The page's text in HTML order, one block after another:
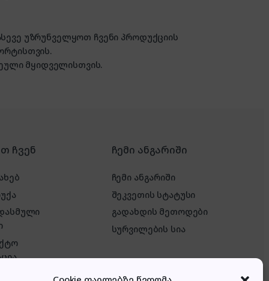
უზრუნველყოთ ჩვენი პროდუქციის
მყიდველისთვის.
ჩვენ ჩემი ანგარიში
ჩემი ანგარიში
შეკვეთის სტატუსი
გადახდის მეთოდები
სურვილების სია